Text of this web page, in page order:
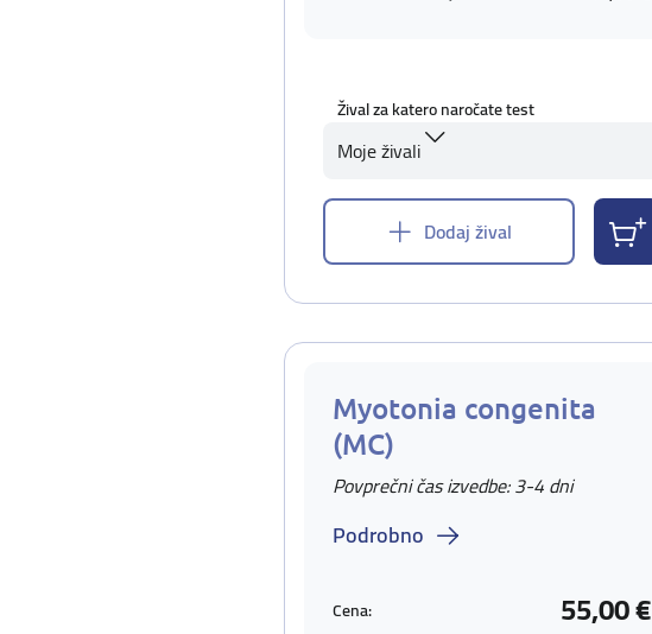
Žival za katero naročate test
Moje živali
Dodaj žival
Myotonia congenita
(MC)
Povprečni čas izvedbe: 3-4 dni
Podrobno
Cena: 55,00 €